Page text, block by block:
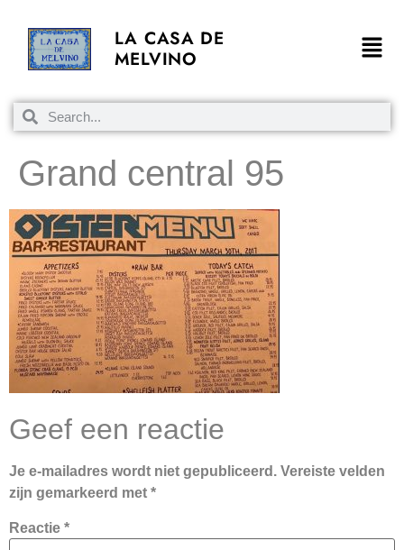
LA CASA DE
MELVINO
Grand central 95
Geef een reactie
Je e-mailadres wordt niet gepubliceerd. Vereiste velden
zijn gemarkeerd met *
Reactie *